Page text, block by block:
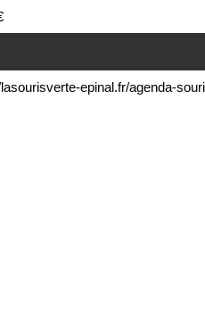
epinal.fr/agenda-